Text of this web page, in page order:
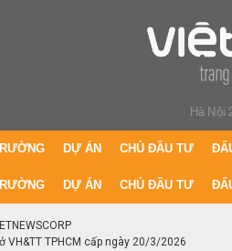
Hà Nội
DỰ ÁN CHỦ ĐẦU TƯ
DỰ ÁN CHỦ ĐẦU TƯ
VH&TT TPHCM cấp ngày 20/3/2026